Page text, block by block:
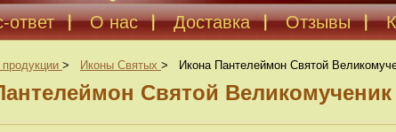
ответ О нас Доставка Отзывы
продукции > Иконы Святых > Икона Пантелеймон Святой
Святой Великомученик